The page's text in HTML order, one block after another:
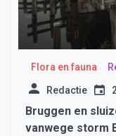
Flora en fauna
Redactie
Bruggen en
vanwege storm